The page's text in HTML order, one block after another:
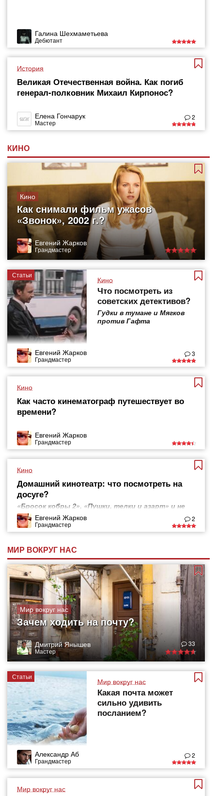
Галина Шехмаметьева
Дебютант
История
Великая Отечественная война. Как погиб
генерал-полковник Михаил Кирпонос?
Елена Гончарук
Мастер
2
КИНО
Кино
Как снимали фильм ужасов
«Звонок», 2002 г.?
Евгений Жарков
Грандмастер
Статьи
Кино
Что посмотреть из
советских детективов?
Гудки в тумане и Мягков
против Гафта
Евгений Жарков
Грандмастер
3
Кино
Как часто кинематограф путешествует во
времени?
Евгений Жарков
Грандмастер
Кино
Домашний кинотеатр: что посмотреть на
досуге?
«Бросок кобры 2», «Пушки, телки и азарт» и не
толькоЕвгений Жарков
Грандмастер
2
МИР ВОКРУГ НАС
Мир вокруг нас
Зачем ходить на почту?
Дмитрий Янышев
Мастер
33
Статьи
Мир вокруг нас
Какая почта может
сильно удивить
посланием?
Александр Аб
Грандмастер
2
Мир вокруг нас